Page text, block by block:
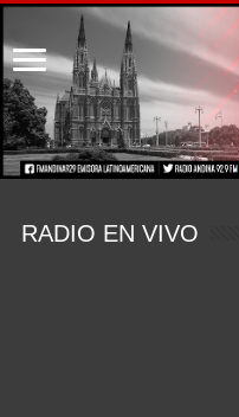
RADIO EN VIVO